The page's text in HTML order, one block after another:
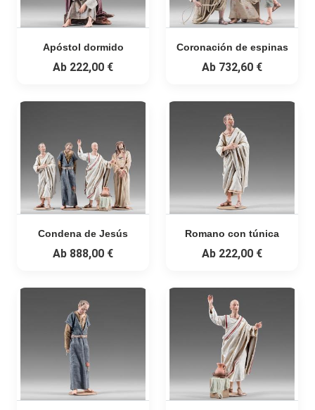
Apóstol dormido
Ab 222,00 €
Coronación de espinas
Ab 732,60 €
Condena de Jesús
Ab 888,00 €
Romano con túnica
Ab 222,00 €